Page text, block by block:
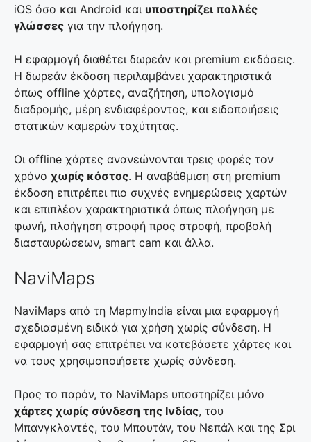
iOS όσο και Android και υποστηρίζει πολλές
γλώσσες για την πλοήγηση.
Η εφαρμογή διαθέτει δωρεάν και premium εκδόσεις.
Η δωρεάν έκδοση περιλαμβάνει χαρακτηριστικά
όπως offline χάρτες, αναζήτηση, υπολογισμό
διαδρομής, μέρη ενδιαφέροντος, και ειδοποιήσεις
στατικών καμερών ταχύτητας.
Οι offline χάρτες ανανεώνονται τρεις φορές τον
χρόνο χωρίς κόστος. Η αναβάθμιση στη premium
έκδοση επιτρέπει πιο συχνές ενημερώσεις χαρτών
και επιπλέον χαρακτηριστικά όπως πλοήγηση με
φωνή, πλοήγηση στροφή προς στροφή, προβολή
διασταυρώσεων, smart cam και άλλα.
NaviMaps
NaviMaps από τη MapmyIndia είναι μια εφαρμογή
σχεδιασμένη ειδικά για χρήση χωρίς σύνδεση. Η
εφαρμογή σας επιτρέπει να κατεβάσετε χάρτες και
να τους χρησιμοποιήσετε χωρίς σύνδεση.
Προς το παρόν, το NaviMaps υποστηρίζει μόνο
χάρτες χωρίς σύνδεση της Ινδίας, του
Μπανγκλαντές, του Μπουτάν, του Νεπάλ και της Σρι